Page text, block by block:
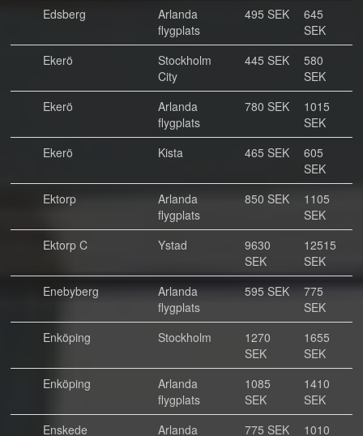
Edsberg
Arlanda
flygplats
495 SEK
645
SEK
Ekerö
Stockholm
City
445 SEK
580
SEK
Ekerö
Arlanda
flygplats
780 SEK
1015
SEK
Ekerö
Kista 465 SEK
605
SEK
Ektorp
Arlanda
flygplats
850 SEK
1105
SEK
Ektorp C
Ystad
9630
SEK
12515
SEK
Enebyberg
Arlanda
flygplats
595 SEK
775
SEK
Enköping
Stockholm
1270
SEK
1655
SEK
Enköping
Arlanda
flygplats
1085
SEK
1410
SEK
Enskede
Arlanda
775 SEK
1010